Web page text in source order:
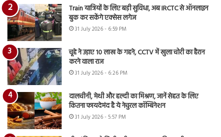
Train यात्रियों के लिए बड़ी सुविधा, अब IRCTC से ऑनलाइन
बुक कर सकेंगे एक्सेस लगेज
31 July 2026 - 6:59 PM
चूहे ने उड़ाए 10 लाख के गहने, CCTV में खुला चोरी का हैरान
करने वाला राज
31 July 2026 - 6:26 PM
दालचीनी, मेथी और हल्दी का मिश्रण, जानें सेहत के लिए
कितना फायदेमंद है ये नेचुरल कॉम्बिनेशन
31 July 2026 - 5:57 PM